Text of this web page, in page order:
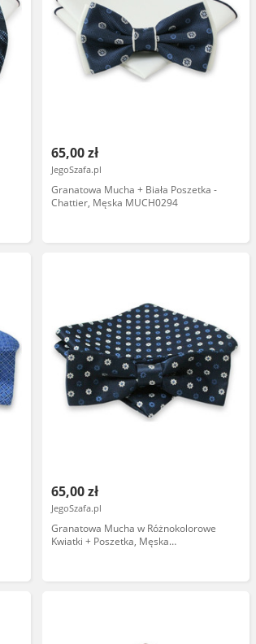
65,00 zł
JegoSzafa.pl
Granatowa Mucha + Biała Poszetka -
Chattier, Męska MUCH0294
65,00 zł
JegoSzafa.pl
Granatowa Mucha w Różnokolorowe
Kwiatki + Poszetka, Męska